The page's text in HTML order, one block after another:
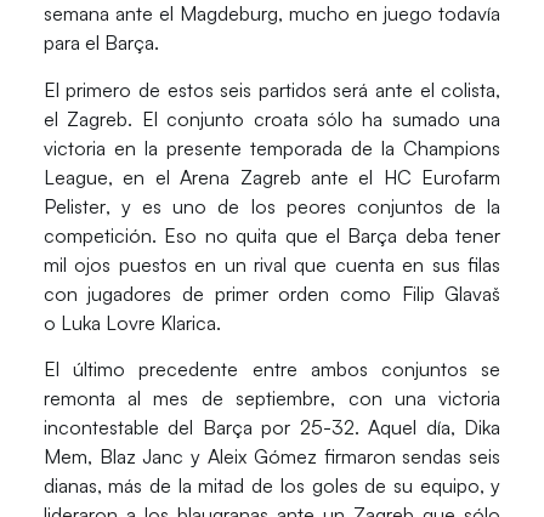
semana ante el Magdeburg, mucho en juego todavía
para el Barça.
El primero de estos seis partidos será ante el colista,
el Zagreb. El conjunto croata sólo ha sumado una
victoria en la presente temporada de laChampions
League, en elArena Zagreb ante el HC Eurofarm
Pelister, y es uno de los peores conjuntos de la
competición. Eso no quita que el Barça deba tener
mil ojos puestos en un rival que cuenta en sus filas
con jugadores de primer orden como FilipGlavaš
o Luka Lovre Klarica.
El último precedente entre ambos conjuntos se
remonta al mes de septiembre, con una victoria
incontestable del Barça por 25-32. Aquel día, Dika
Mem, Blaz Janc yAleix Gómez firmaron sendas seis
dianas, más de la mitad de los goles de su equipo, y